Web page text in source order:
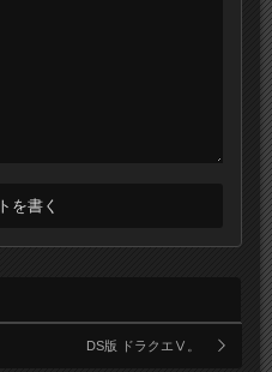
DS版 ドラクエⅤ。